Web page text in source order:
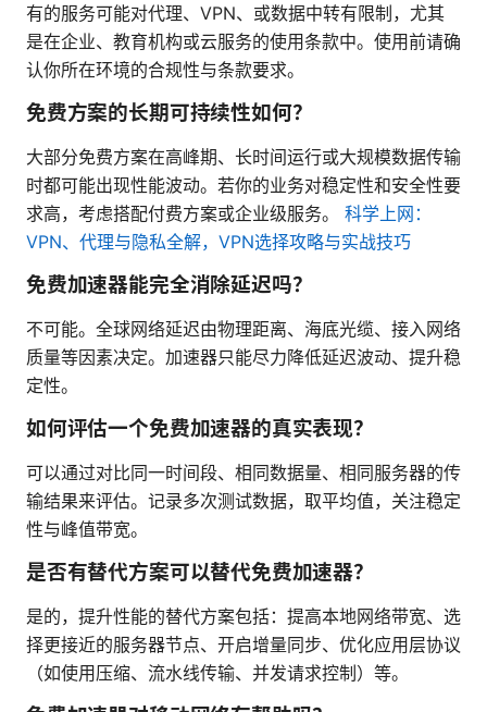
有的服务可能对代理、VPN、或数据中转有限制，尤其
是在企业、教育机构或云服务的使用条款中。使用前请确
认你所在环境的合规性与条款要求。
免费方案的长期可持续性如何？
大部分免费方案在高峰期、长时间运行或大规模数据传输
时都可能出现性能波动。若你的业务对稳定性和安全性要
求高，考虑搭配付费方案或企业级服务。 科学上网：
VPN、代理与隐私全解，VPN选择攻略与实战技巧
免费加速器能完全消除延迟吗？
不可能。全球网络延迟由物理距离、海底光缆、接入网络
质量等因素决定。加速器只能尽力降低延迟波动、提升稳
定性。
如何评估一个免费加速器的真实表现？
可以通过对比同一时间段、相同数据量、相同服务器的传
输结果来评估。记录多次测试数据，取平均值，关注稳定
性与峰值带宽。
是否有替代方案可以替代免费加速器？
是的，提升性能的替代方案包括：提高本地网络带宽、选
择更接近的服务器节点、开启增量同步、优化应用层协议
（如使用压缩、流水线传输、并发请求控制）等。